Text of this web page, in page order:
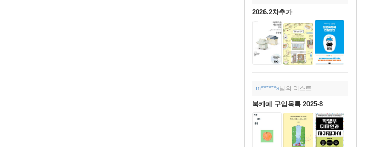
2026.2차추가
m******s님의 리스트
북카페 구입목록 2025-8